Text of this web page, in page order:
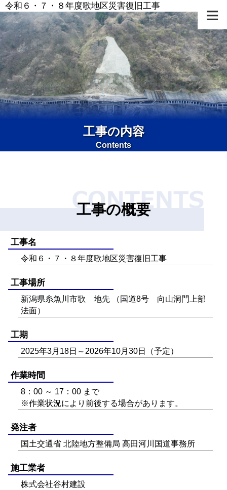
≡
令和６・７・８年度歌地区災害復旧工事
工事の内容
Contents
工事の概要
工事名
令和６・７・８年度歌地区災害復旧工事
工事場所
新潟県糸魚川市歌 地先 （国道8号 向山洞門上部
法面）
工期
2025年3月18日～2026年10月30日（予定）
作業時間
8：00 ～ 17：00 まで
※作業状況により前後する場合があります。
発注者
国土交通省 北陸地方整備局 高田河川国道事務所
施工業者
株式会社谷村建設